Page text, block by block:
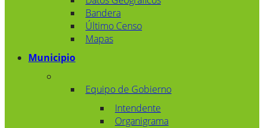
Bandera
Último Censo
Mapas
Municipio
Equipo de Gobierno
Intendente
Organigrama